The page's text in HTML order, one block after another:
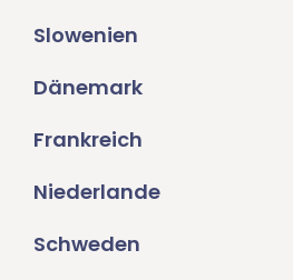
Slowenien
Dänemark
Frankreich
Niederlande
Schweden